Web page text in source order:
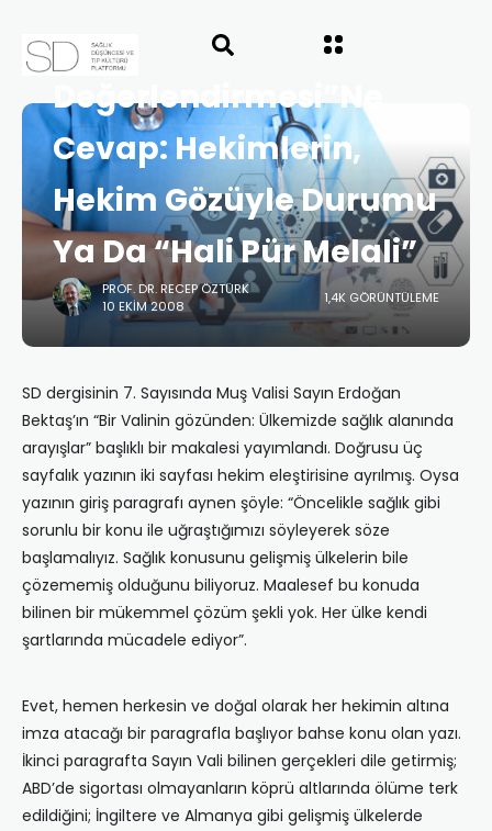
Bir Valinin “Hekim
Değerlendirmesi”Ne
Cevap: Hekimlerin,
Hekim Gözüyle Durumu
Ya Da “Hali Pür Melali”
PROF. DR. RECEP ÖZTÜRK
10 EKIM 2008
1,4K GÖRÜNTÜLEME
SD dergisinin 7. Sayısında Muş Valisi Sayın Erdoğan
Bektaş’ın “Bir Valinin gözünden: Ülkemizde sağlık alanında
arayışlar” başlıklı bir makalesi yayımlandı. Doğrusu üç
sayfalık yazının iki sayfası hekim eleştirisine ayrılmış. Oysa
yazının giriş paragrafı aynen şöyle: “Öncelikle sağlık gibi
sorunlu bir konu ile uğraştığımızı söyleyerek söze
başlamalıyız. Sağlık konusunu gelişmiş ülkelerin bile
çözememiş olduğunu biliyoruz. Maalesef bu konuda
bilinen bir mükemmel çözüm şekli yok. Her ülke kendi
şartlarında mücadele ediyor”.
Evet, hemen herkesin ve doğal olarak her hekimin altına
imza atacağı bir paragrafla başlıyor bahse konu olan yazı.
İkinci paragrafta Sayın Vali bilinen gerçekleri dile getirmiş;
ABD’de sigortası olmayanların köprü altlarında ölüme terk
edildiğini; İngiltere ve Almanya gibi gelişmiş ülkelerde